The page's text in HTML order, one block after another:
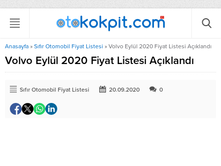
Anasayfa » Sıfır Otomobil Fiyat Listesi » Volvo Eylül 2020 Fiyat Listesi Açıklandı
Volvo Eylül 2020 Fiyat Listesi Açıklandı
Sıfır Otomobil Fiyat Listesi 20.09.2020 0